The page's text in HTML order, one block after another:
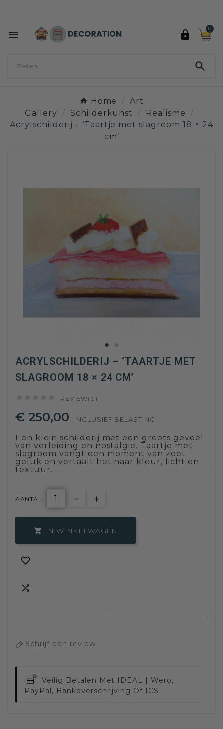
 
0

Home
Art
Gallery
Schilderkunst
Realisme
Acrylschilderij – ‘Taartje met slagroom 18 × 24
cm’
ACRYLSCHILDERIJ – ‘TAARTJE MET
SLAGROOM 18 × 24 CM’
REVIEW(0)
€ 250,00 INCLUSIEF BELASTING
Een klein schilderij met een groots gevoel
van verleiding en nostalgie. Taartje met
slagroom vangt een moment van zoet
geluk en vertaalt het naar kleur, licht en
textuur.
AANTAL:
 IN WINKELWAGEN


Schrijf een review
Veilig Betalen Met IDEAL | Wero,
PayPal, Bankoverschrijving Of ICS